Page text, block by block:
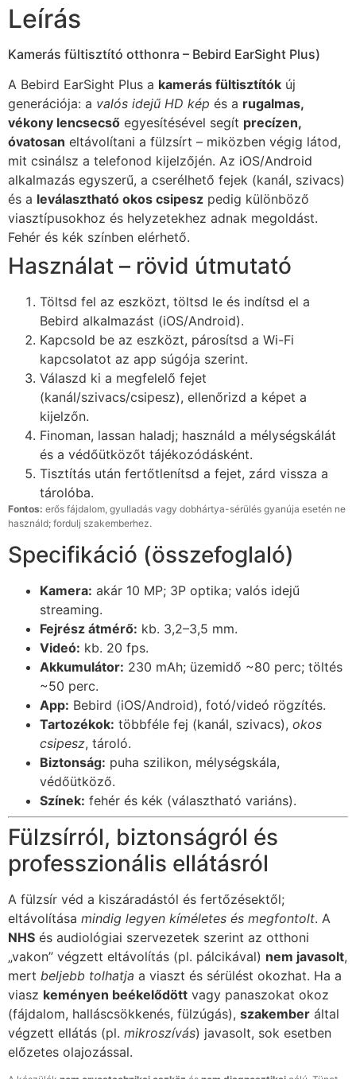
Leírás
Kamerás fültisztító otthonra – Bebird EarSight Plus)
A Bebird EarSight Plus a kamerás fültisztítók új
generációja: a valós idejű HD kép és a rugalmas,
vékony lencsecső egyesítésével segít precízen,
óvatosan eltávolítani a fülzsírt – miközben végig látod,
mit csinálsz a telefonod kijelzőjén. Az iOS/Android
alkalmazás egyszerű, a cserélhető fejek (kanál, szivacs)
és a leválasztható okos csipesz pedig különböző
viasztípusokhoz és helyzetekhez adnak megoldást.
Fehér és kék színben elérhető.
Használat – rövid útmutató
Töltsd fel az eszközt, töltsd le és indítsd el a
Bebird alkalmazást (iOS/Android).
Kapcsold be az eszközt, párosítsd a Wi-Fi
kapcsolatot az app súgója szerint.
Válaszd ki a megfelelő fejet
(kanál/szivacs/csipesz), ellenőrizd a képet a
kijelzőn.
Finoman, lassan haladj; használd a mélységskálát
és a védőütközőt tájékozódásként.
Tisztítás után fertőtlenítsd a fejet, zárd vissza a
tárolóba.
Fontos: erős fájdalom, gyulladás vagy dobhártya-sérülés gyanúja esetén ne
használd; fordulj szakemberhez.
Specifikáció (összefoglaló)
Kamera: akár 10 MP; 3P optika; valós idejű
streaming.
Fejrész átmérő: kb. 3,2–3,5 mm.
Videó: kb. 20 fps.
Akkumulátor: 230 mAh; üzemidő ~80 perc; töltés
~50 perc.
App: Bebird (iOS/Android), fotó/videó rögzítés.
Tartozékok: többféle fej (kanál, szivacs), okos
csipesz, tároló.
Biztonság: puha szilikon, mélységskála,
védőütköző.
Színek: fehér és kék (választható variáns).
Fülzsírról, biztonságról és
professzionális ellátásról
A fülzsír véd a kiszáradástól és fertőzésektől;
eltávolítása mindig legyen kíméletes és megfontolt. A
NHS és audiológiai szervezetek szerint az otthoni
„vakon” végzett eltávolítás (pl. pálcikával) nem javasolt,
mert beljebb tolhatja a viaszt és sérülést okozhat. Ha a
viasz keményen beékelődött vagy panaszokat okoz
(fájdalom, halláscsökkenés, fülzúgás), szakember által
végzett ellátás (pl. mikroszívás) javasolt, sok esetben
előzetes olajozással.